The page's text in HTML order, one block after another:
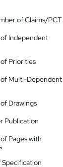
of Claims/PCT
Independent
Priorities
Multi-Dependent
Drawings
Publication
Pages with
Specification